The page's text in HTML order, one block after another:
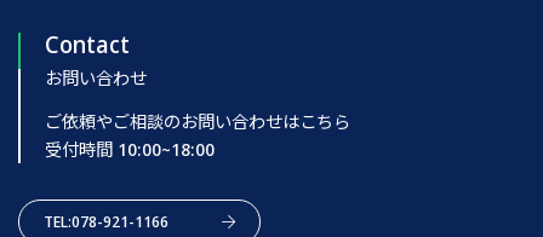
Contact
お問い合わせ
ご依頼やご相談のお問い合わせはこちら
受付時間 10:00~18:00
TEL:078-921-1166